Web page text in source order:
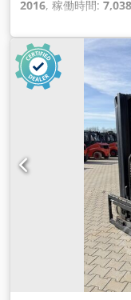
2016, 稼働時間:
レックス, 駆動方式: